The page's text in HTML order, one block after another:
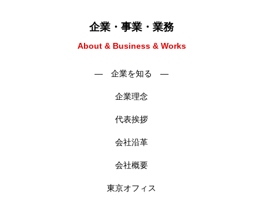
企業・事業・業務
About & Business & Works
― 企業を知る ―
企業理念
代表挨拶
会社沿革
会社概要
東京オフィス